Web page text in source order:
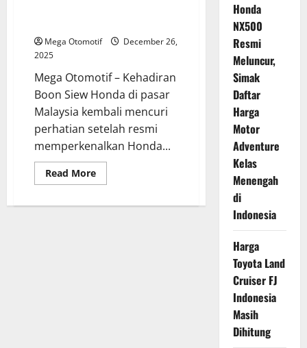
Mega Otomotif
December 26,
2025
Mega Otomotif – Kehadiran
Boon Siew Honda di pasar
Malaysia kembali mencuri
perhatian setelah resmi
memperkenalkan Honda...
Read MoreRead
more
Blade
Honda
NX500
Resmi
Meluncur,
Simak
Daftar
Harga
Motor
Adventure
Kelas
Menengah
di
Indonesia
Harga
Toyota Land
Cruiser FJ
Indonesia
Masih
Dihitung